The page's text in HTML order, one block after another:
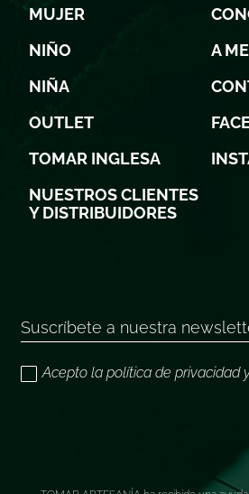
MUJER
NIÑO
NIÑA
OUTLET
TOMAR INGLESA
NUESTROS CLIENTES
Y DISTRIBUIDORES
A
Acepto la política de privacidad